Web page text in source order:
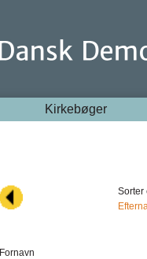
Kirkebøger
Sorter
Fornavn